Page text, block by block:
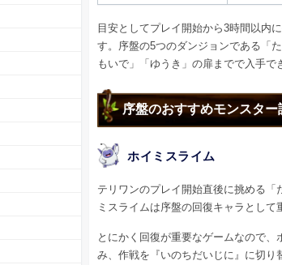
目安としてプレイ開始から3時間以内
す。序盤の5つのダンジョンである「
もいで」「ゆうき」の扉までで入手で
序盤のおすすめモンスター
ホイミスライム
テリワンのプレイ開始直後に挑める
ミスライムは序盤の回復キャラとして
とにかく回復が重要なゲームなので
み、作戦を『いのちだいじに』に切り